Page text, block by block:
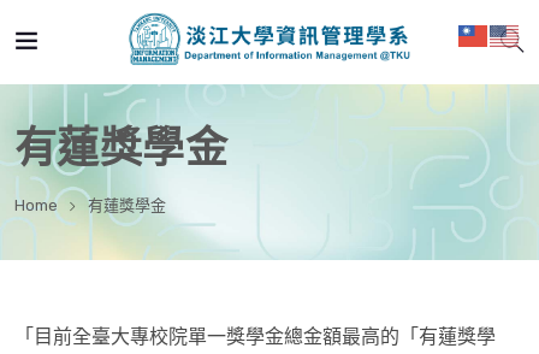
有蓮獎學金
Home 有蓮獎學金
「目前全臺大專校院單一獎學金總金額最高的「有蓮獎學